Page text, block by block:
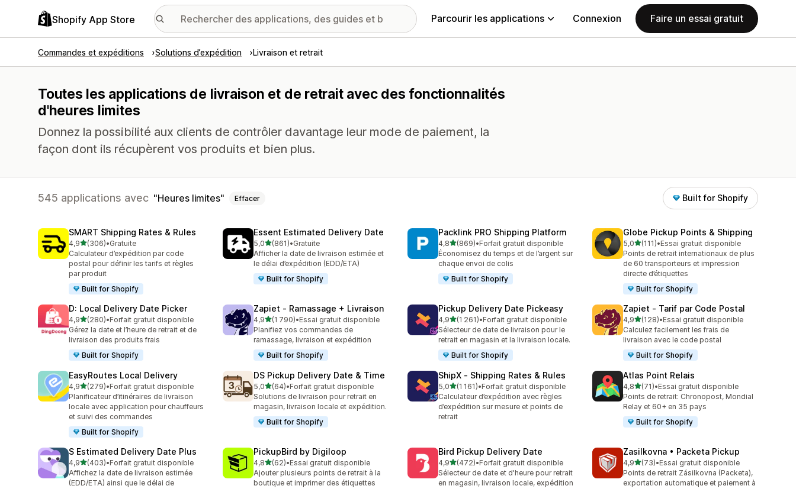
Shopify App Store Parcourir les applications Connexion Faire un essai gratuit
Commandes et expéditions Solutions d’expédition Livraison et retrait
Toutes les applications de livraison et de retrait avec des fonctionnalités
d'heures limites
Donnez la possibilité aux clients de contrôler davantage leur mode de paiement, la
façon dont ils récupèrent vos produits et bien plus.
545 applications avec Heures limites Effacer Built for Shopify
SMART Shipping Rates & Rules
4,9étoile(s) sur 5
(306)
306 avis au total
•Gratuite
Calculateur d’expédition par code
postal pour définir les tarifs et règles
par produit
Built for Shopify
Essent Estimated Delivery Date
5,0étoile(s) sur 5
(861)
861 avis au total
•Gratuite
Afficher la date de livraison estimée et
le délai d’expédition (EDD/ETA)
Built for Shopify
Packlink PRO Shipping Platform
4,8étoile(s) sur 5
(869)
869 avis au total
•Forfait gratuit disponible
Économisez du temps et de l’argent sur
chaque envoi de colis
Built for Shopify
Globe Pickup Points & Shipping
5,0étoile(s) sur 5
(111)
111 avis au total
•Essai gratuit disponible
Points de retrait internationaux de plus
de 60 transporteurs et impression
directe d’étiquettes
Built for Shopify
D: Local Delivery Date Picker
4,9étoile(s) sur 5
(280)
280 avis au total
•Forfait gratuit disponible
Gérez la date et l’heure de retrait et de
livraison des produits frais
Built for Shopify
Zapiet ‑ Ramassage + Livraison
4,9étoile(s) sur 5
(1 790)
1790 avis au total
•Essai gratuit disponible
Planifiez vos commandes de
ramassage, livraison et expédition
Built for Shopify
Pickup Delivery Date Pickeasy
4,9étoile(s) sur 5
(1 261)
1261 avis au total
•Forfait gratuit disponible
Sélecteur de date de livraison pour le
retrait en magasin et la livraison locale.
Built for Shopify
Zapiet ‑ Tarif par Code Postal
4,9étoile(s) sur 5
(128)
128 avis au total
•Essai gratuit disponible
Calculez facilement les frais de
livraison avec le code postal
Built for Shopify
EasyRoutes Local Delivery
4,9étoile(s) sur 5
(279)
279 avis au total
•Forfait gratuit disponible
Planificateur d’itinéraires de livraison
locale avec application pour chauffeurs
et suivi des commandes
Built for Shopify
DS Pickup Delivery Date & Time
5,0étoile(s) sur 5
(64)
64 avis au total
•Forfait gratuit disponible
Solutions de livraison pour retrait en
magasin, livraison locale et expédition.
Built for Shopify
ShipX ‑ Shipping Rates & Rules
5,0étoile(s) sur 5
(1 161)
1161 avis au total
•Forfait gratuit disponible
Calculateur d’expédition avec règles
d’expédition sur mesure et points de
retrait
Atlas Point Relais
4,8étoile(s) sur 5
(71)
71 avis au total
•Essai gratuit disponible
Points de retrait: Chronopost, Mondial
Relay et 60+ en 35 pays
Built for Shopify
S Estimated Delivery Date Plus
4,9étoile(s) sur 5
(403)
403 avis au total
•Forfait gratuit disponible
Affichez la date de livraison estimée
(EDD/ETA) ainsi que le délai de
PickupBird by Digiloop
4,8étoile(s) sur 5
(62)
62 avis au total
•Essai gratuit disponible
Ajouter plusieurs points de retrait à la
boutique et imprimer des étiquettes
Bird Pickup Delivery Date
4,9étoile(s) sur 5
(472)
472 avis au total
•Forfait gratuit disponible
Sélecteur de date et d'heure pour retrait
en magasin, livraison locale, expédition
Zasilkovna • Packeta Pickup
4,9étoile(s) sur 5
(73)
73 avis au total
•Essai gratuit disponible
Points de retrait Zásilkovna (Packeta),
exportation automatique et paiement à